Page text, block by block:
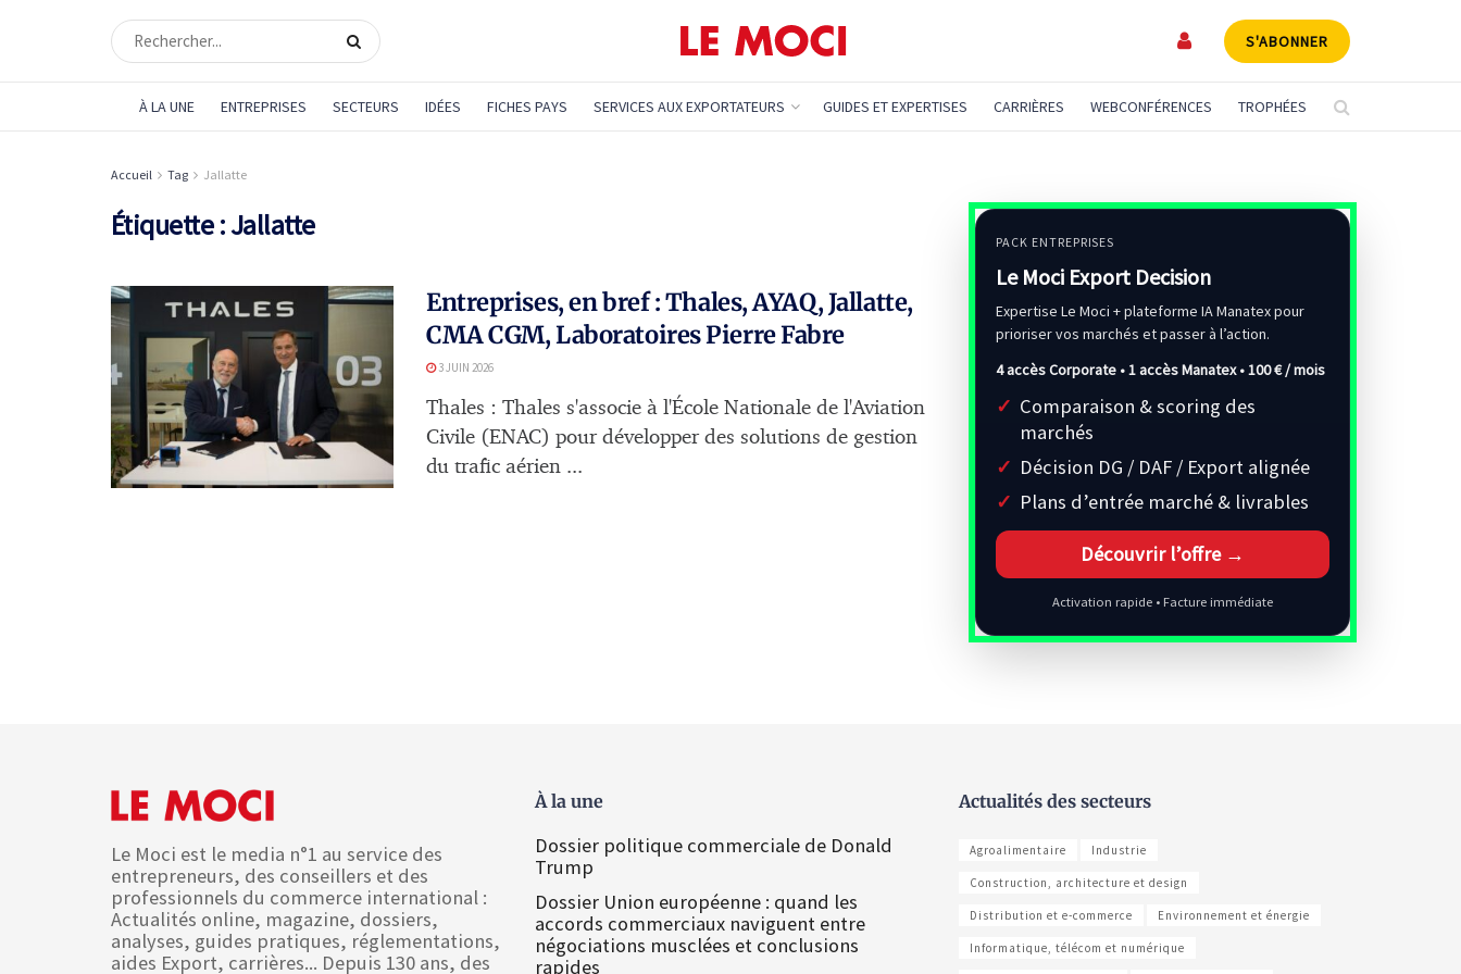
S'ABONNER
À LA UNE ENTREPRISES SECTEURS IDÉES FICHES PAYS SERVICES AUX EXPORTATEURS GUIDES ET EXPERTISES CARRIÈRES WEBCONFÉRENCES TROPHÉES
Accueil Tag Jallatte
Étiquette :Jallatte
Entreprises, en bref : Thales, AYAQ, Jallatte,
CMA CGM, Laboratoires Pierre Fabre
3 JUIN 2026
Thales : Thales s'associe à l'École Nationale de l'Aviation
Civile (ENAC) pour développer des solutions de gestion
du trafic aérien ...
PACK ENTREPRISES
Le Moci Export Decision
Expertise Le Moci + plateforme IA Manatex pour
prioriser vos marchés et passer à l’action.
4 accès Corporate • 1 accès Manatex •100 € / mois
Comparaison & scoring des
marchés
Décision DG / DAF / Export alignée
Plans d’entrée marché & livrables
Découvrir l’offre →
Activation rapide • Facture immédiate
Le Moci est le media n°1 au service des
entrepreneurs, des conseillers et des
professionnels du commerce international :
Actualités online, magazine, dossiers,
analyses, guides pratiques, réglementations,
aides Export, carrières... Depuis 130 ans, des
À la une
Dossier politique commerciale de Donald
Trump
Dossier Union européenne : quand les
accords commerciaux naviguent entre
négociations musclées et conclusions
rapides
Actualités des secteurs
Agroalimentaire Industrie
Construction, architecture et design
Distribution et e-commerce Environnement et énergie
Informatique, télécom et numérique